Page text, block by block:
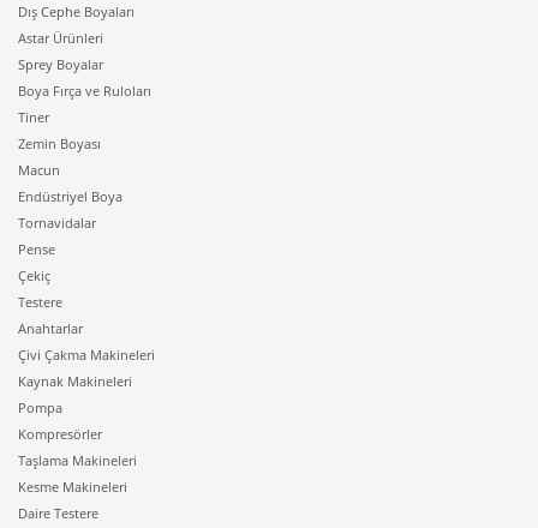
Dış Cephe Boyaları
Astar Ürünleri
Sprey Boyalar
Boya Fırça ve Ruloları
Tiner
Zemin Boyası
Macun
Endüstriyel Boya
Tornavidalar
Pense
Çekiç
Testere
Anahtarlar
Çivi Çakma Makineleri
Kaynak Makineleri
Pompa
Kompresörler
Taşlama Makineleri
Kesme Makineleri
Daire Testere